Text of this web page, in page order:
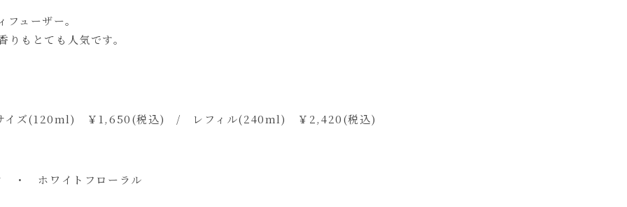
ューザー。
もとても人気です。
ズ(120ml) ￥1,650(税込) / レフィル(240ml) ￥2,420(税込)
・ ホワイトフローラル